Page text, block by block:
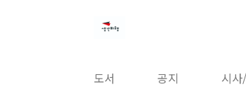
도서 공지 시